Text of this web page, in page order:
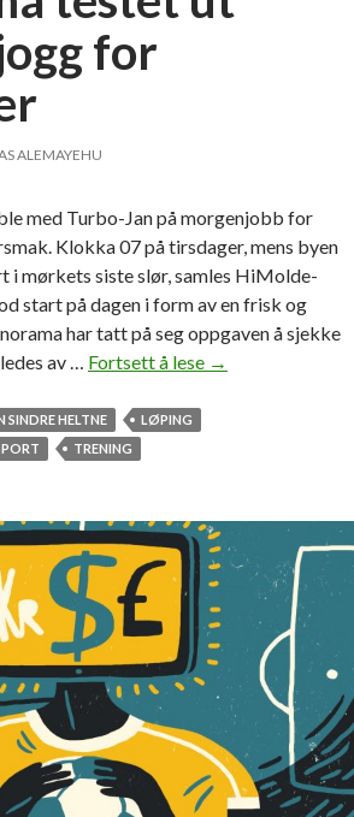
n
p
for
ALEMAYEHU
med Turbo-Jan på morgenjobb for
Klokka 07 på tirsdager, mens byen
mørkets siste slør, samles HiMolde-
start på dagen i form av en frisk og
har tatt på seg oppgaven å sjekke
av … Fortsett å lese P
m
a
t
e
s
t
u
t
→
SINDRE HELTNE
LØPING
TRENING